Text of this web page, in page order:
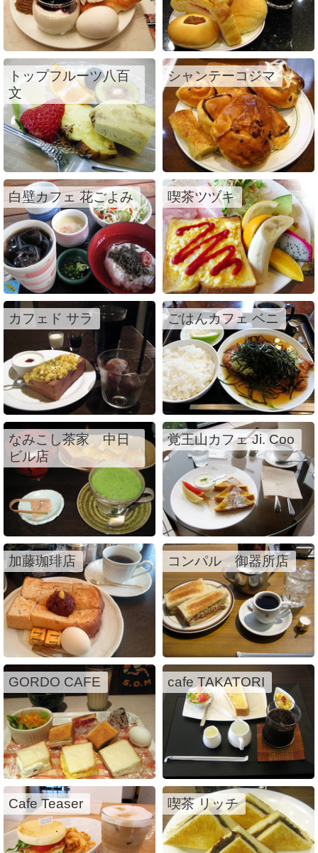
トップフルーツ八百
文
シャンテーコジマ
白壁カフェ 花ごよみ 喫茶ツヅキ
カフェド サラ ごはんカフェ ベニ
なみこし茶家 中日
ビル店
覚王山カフェ Ji. Coo
加藤珈琲店 コンパル 御器所店
GORDO CAFE cafe TAKATORI
Cafe Teaser 喫茶 リッチ